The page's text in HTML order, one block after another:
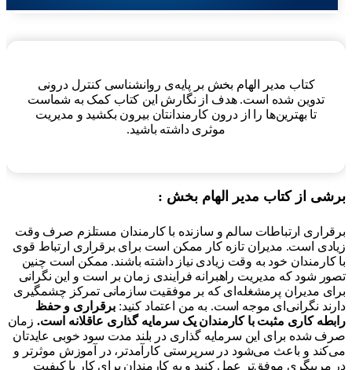
کتاب مدیر الهام بخش بر پایه‌ی روانشناسی کنترل درونی
تدوین شده است. هدف از نگارش این کتاب کمک به شماست
تا بهترین‌ها را از درون کارمندانتان بیرون بکشید و مدیریت
موثری داشته باشید.
از کتاب مدیر الهام بخش :
ارتباطات سالم و سازنده با کارمندان مستلزم صرف وقت
است. مدیران تازه کار ممکن است برای برقراری ارتباط قوی
خود به وقت زیادی نیاز داشته باشند. ممکن است چنین
شود که مدیریت راهبرانه فرایندی زمان بر است و این نگرانی
مدیران پرمشغله‌ای که بر موفقیت سازمانی تمرکز چشمگیری
نگرانی‌ای موجه است. به من اعتماد کنید: برقراری و حفظ
کاری مثبت با کارمندان یک سرمایه گذاری عاقلانه است. زمان
شده برای این سرمایه گذاری در بلند مدت سود خوبی عایدتان
و باعث می‌شود در سرپرستی کارآمدتر، در آموزش موثرتر و
موفق‌تر عمل کنید و به کارمندان برای کار با کیفیت